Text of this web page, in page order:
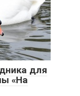
для
«На